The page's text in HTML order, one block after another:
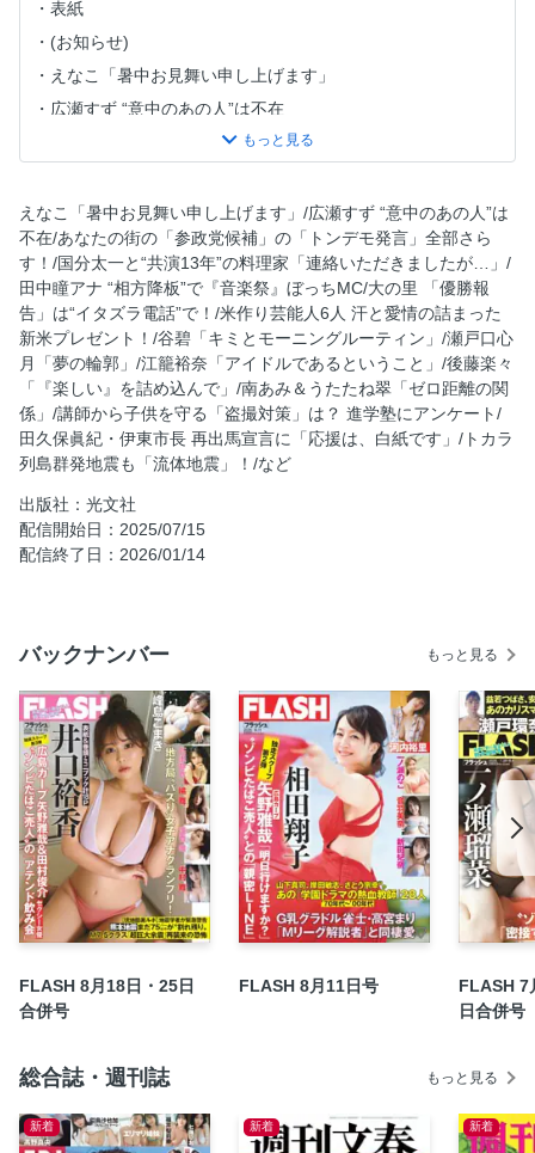
表紙
(お知らせ)
えなこ「暑中お見舞い申し上げます」
広瀬すず “意中のあの人”は不在
あなたの街の「参政党候補」の「トンデモ発言」全部さら
す！
国分太一と“共演13年”の料理家「連絡いただきましたが…」
田中瞳アナ “相方降板”で『音楽祭』ぼっちMC
大の里 「優勝報告」は“イタズラ電話”で！
米作り芸能人6人 汗と愛情の詰まった新米プレゼント！
【連載】坂本冬美 モゴモゴ『紅白』1993年
【袋とじ】衝撃再び！！ キンタロー。は美しい！
谷碧「キミとモーニングルーティン」
山岡雅弥「だって、大人だもんっ！！」
瀬戸口心月「夢の輪郭」
(お知らせ) 光文社文庫 7月の新刊
江籠裕奈「アイドルであるということ」
後藤楽々「『楽しい』を詰め込んで」
おニャン子クラブ40周年コンサートに独占密着！
講師から子供を守る「盗撮対策」は？ 進学塾にアンケート
伊原剛志＆川平慈英「僕らはポンコツ、新人漫才コンビ！」
畑芽育のヒソモノ 「コチュジャン＆島唐辛子パウダー」
【連載】ロト・ナンバーズ＋α 爆勝！ 大勝券
田久保眞紀・伊東市長 再出馬宣言に「応援は、白紙です」
トカラ列島群発地震も「流体地震」！
目次
北野瑠華「やっぱりキミがイチバン！」
(お知らせ) 新作続々リリース！「FLASHデジタル写真集」
ットを特別公開！
えなこ「暑中お見舞い申し上げます」/広瀬すず “意中のあの人”は
不在/あなたの街の「参政党候補」の「トンデモ発言」全部さら
す！/国分太一と“共演13年”の料理家「連絡いただきましたが…」/
田中瞳アナ “相方降板”で『音楽祭』ぼっちMC/大の里 「優勝報
告」は“イタズラ電話”で！/米作り芸能人6人 汗と愛情の詰まった
新米プレゼント！/谷碧「キミとモーニングルーティン」/瀬戸口心
月「夢の輪郭」/江籠裕奈「アイドルであるということ」/後藤楽々
「『楽しい』を詰め込んで」/南あみ＆うたたね翠「ゼロ距離の関
係」/講師から子供を守る「盗撮対策」は？ 進学塾にアンケート/
田久保眞紀・伊東市長 再出馬宣言に「応援は、白紙です」/トカラ
列島群発地震も「流体地震」！/など
出版社：光文社
配信開始日：2025/07/15
配信終了日：2026/01/14
バックナンバー もっと見る
FLASH 8月18日・25日
合併号
FLASH 8月11日号
FLASH 7
日合併号
総合誌・週刊誌 もっと見る
新着 新着 新着